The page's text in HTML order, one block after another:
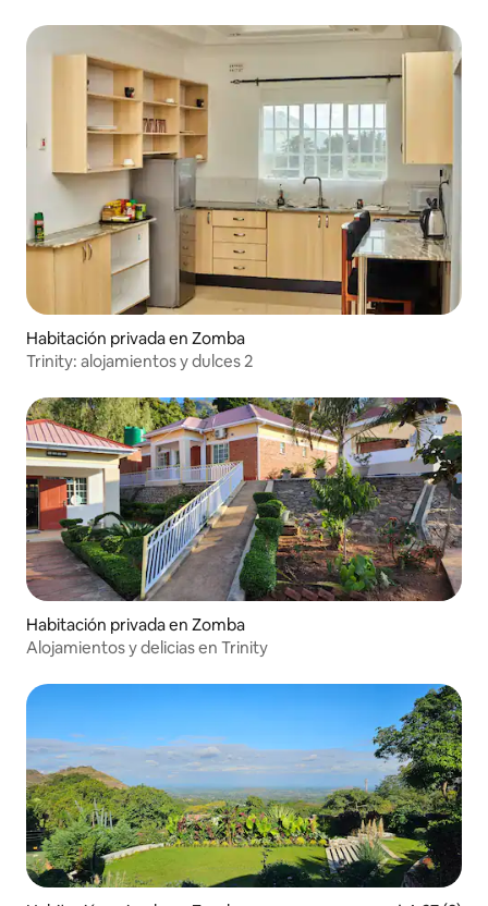
Habitación privada en Zomba
Trinity: alojamientos y dulces 2
Habitación privada en Zomba
Alojamientos y delicias en Trinity